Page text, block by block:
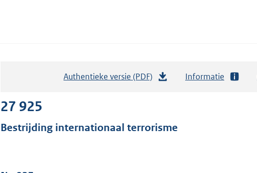
Authentieke versie (PDF)
a
Informatie
27 925
Bestrijding internationaal terrorisme